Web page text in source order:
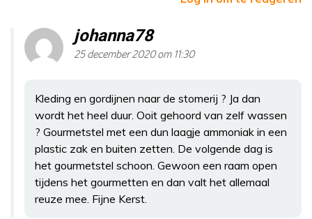
johanna78
25 december 2020 om 11:30
Kleding en gordijnen naar de stomerij ? Ja dan
wordt het heel duur. Ooit gehoord van zelf wassen
? Gourmetstel met een dun laagje ammoniak in een
plastic zak en buiten zetten. De volgende dag is
het gourmetstel schoon. Gewoon een raam open
tijdens het gourmetten en dan valt het allemaal
reuze mee. Fijne Kerst.